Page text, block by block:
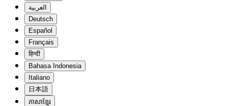
العربية
Deutsch
Español
Français
हिन्दी
Bahasa Indonesia
Italiano
日本語
ភាសាខ្មែរ